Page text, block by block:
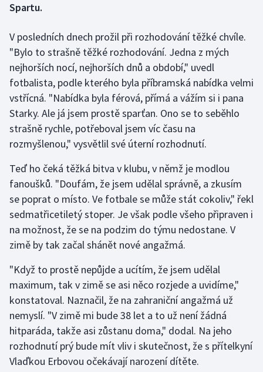
Futsal
Golf
Gymnastika
Házená
Jezdectví
Judo
Krasobruslení
Lezení
Lyže a snowboard
Moderní pětiboj
Motorsport
Olympijské hry
Spartu.
V posledních dnech prožil při rozhodování těžké chvíle.
"Bylo to strašně těžké rozhodování. Jedna z mých
nejhorších nocí, nejhorších dnů a období," uvedl
fotbalista, podle kterého byla příbramská nabídka velmi
vstřícná. "Nabídka byla férová, přímá a vážím si i pana
Starky. Ale já jsem prostě sparťan. Ono se to seběhlo
strašně rychle, potřeboval jsem víc času na
rozmyšlenou," vysvětlil své úterní rozhodnutí.
Teď ho čeká těžká bitva v klubu, v němž je modlou
fanoušků. "Doufám, že jsem udělal správně, a zkusím
se poprat o místo. Ve fotbale se může stát cokoliv," řekl
sedmatřicetiletý stoper. Je však podle všeho připraven i
na možnost, že se na podzim do týmu nedostane. V
zimě by tak začal shánět nové angažmá.
"Když to prostě nepůjde a ucítím, že jsem udělal
maximum, tak v zimě se asi něco rozjede a uvidíme,"
konstatoval. Naznačil, že na zahraniční angažmá už
nemyslí. "V zimě mi bude 38 let a to už není žádná
hitparáda, takže asi zůstanu doma," dodal. Na jeho
rozhodnutí prý bude mít vliv i skutečnost, že s přítelkyní
Vlaďkou Erbovou očekávají narození dítěte.